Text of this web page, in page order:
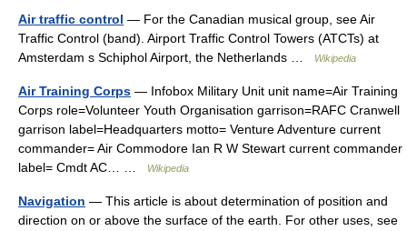
Air traffic control — For the Canadian musical group, see Air
Traffic Control (band). Airport Traffic Control Towers (ATCTs) at
Amsterdam s Schiphol Airport, the Netherlands …
Wikipedia
Air Training Corps — Infobox Military Unit unit name=Air Training
Corps role=Volunteer Youth Organisation garrison=RAFC Cranwell
garrison label=Headquarters motto= Venture Adventure current
commander= Air Commodore Ian R W Stewart current commander
label= Cmdt AC… …
Wikipedia
Navigation — This article is about determination of position and
direction on or above the surface of the earth. For other uses, see